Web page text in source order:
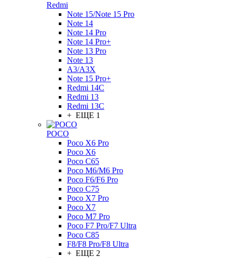
Redmi
Note 15/Note 15 Pro
Note 14
Note 14 Pro
Note 14 Pro+
Note 13 Pro
Note 13
A3/A3X
Note 15 Pro+
Redmi 14C
Redmi 13
Redmi 13C
+ ЕЩЕ 1
POCO
Poco X6 Pro
Poco X6
Poco C65
Poco M6/M6 Pro
Poco F6/F6 Pro
Poco C75
Poco X7 Pro
Poco X7
Poco M7 Pro
Poco F7 Pro/F7 Ultra
Poco C85
F8/F8 Pro/F8 Ultra
+ ЕЩЕ 2